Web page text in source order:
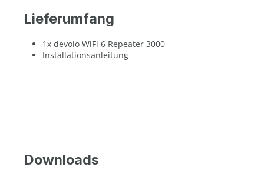
Lieferumfang
1x devolo WiFi 6 Repeater 3000
Installationsanleitung
Downloads